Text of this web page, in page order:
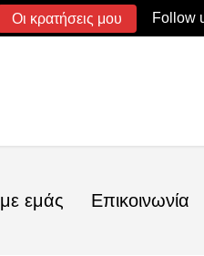
Follow
Οι κρατήσεις μου
εμάς Επικοινωνία